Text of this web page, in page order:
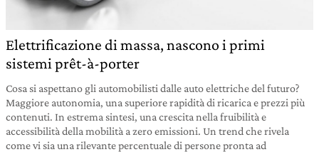
Elettrificazione di massa, nascono i primi
sistemi prêt-à-porter
Cosa si aspettano gli automobilisti dalle auto elettriche del futuro?
Maggiore autonomia, una superiore rapidità di ricarica e prezzi più
contenuti. In estrema sintesi, una crescita nella fruibilità e
accessibilità della mobilità a zero emissioni. Un trend che rivela
come vi sia una rilevante percentuale di persone pronta ad